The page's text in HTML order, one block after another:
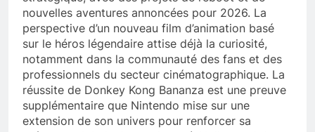
nouvelles aventures annoncées pour 2026. La
perspective d’un nouveau film d’animation basé
sur le héros légendaire attise déjà la curiosité,
notamment dans la communauté des fans et des
professionnels du secteur cinématographique. La
réussite de Donkey Kong Bananza est une preuve
supplémentaire que Nintendo mise sur une
extension de son univers pour renforcer sa